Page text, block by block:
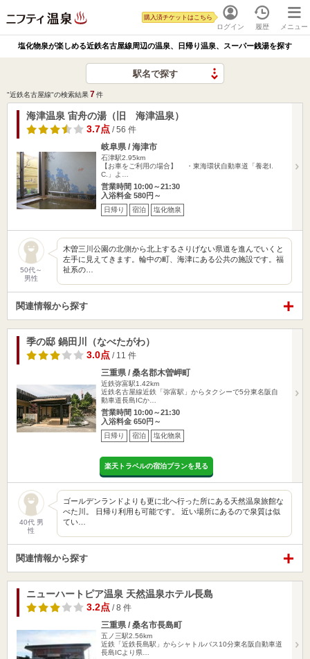
ログイン
購入済チケットはこちら
履歴 メニュー
塩化物泉が楽しめる近鉄名古屋線周辺の温泉、日帰り温泉、スーパー銭湯を探す
駅名で探す
"近鉄名古屋線"の検索結果7件
海津温泉 宙舟の湯（旧 海津温泉）
3.7点 / 56 件
岐阜県 / 海津市
石津駅2.95km
【お車をご利用の場合】 ・東海環状自動車道「養老I.
C.」よ…
営業時間 10:00～21:30
入浴料金 580円～
日帰り 宿泊 塩化物泉
50代～
男性
木曽三川公園の北側から北上するさりげない県道を進んでいくと
左手に見えてきます。輪中の町、海津にある公共の施設です。福
祉系の…
関連情報から探す
季の邸 鍋田川（なべたがわ）
3.0点 / 11 件
三重県 / 桑名郡木曽岬町
近鉄弥富駅1.42km
近鉄名古屋線近鉄「弥富駅」からタクシーで5分東名阪自
動車道長島ICか…
営業時間 10:00～21:30
入浴料金 650円～
日帰り 宿泊 塩化物泉
楽天トラベルの宿泊プランを見る
40代 男
性
ゴールデンランドよりも更に北へ行った所にある天然温泉旅館な
べた川。 日帰り利用も可能です。 近い場所にあるので泉質は似
てい…
関連情報から探す
ニューハートピア温泉 天然温泉ホテル長島
3.2点 / 8 件
三重県 / 桑名市長島町
五ノ三駅2.56km
近鉄「近鉄長島駅」からシャトルバス10分東名阪自動車道
長島ICより県…